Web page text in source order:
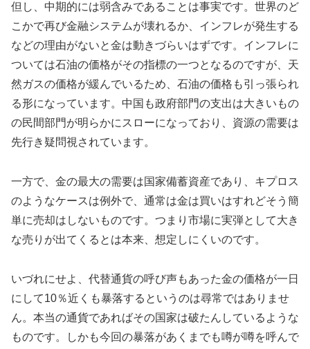
但し、中期的には弱含みであることは事実です。世界のど
こかで再び金融システムが壊れるか、インフレが発生する
などの理由がないと金は動きづらいはずです。インフレに
ついては石油の価格がその指標の一つとなるのですが、天
然ガスの価格が緩んでいるため、石油の価格も引っ張られ
る形になっています。中国も政府部門の支出は大きいもの
の民間部門が明らかにスローになっており、資源の需要は
先行き疑問視されています。
一方で、金の最大の需要は国家備蓄資産であり、キプロス
のようなケースは例外で、通常は金は買いはすれどそう簡
単に売却はしないものです。つまり市場に実弾として大き
な売りが出てくるとは本来、想定しにくいのです。
いづれにせよ、代替通貨の呼び声もあった金の価格が一日
にして10％近くも暴落するというのは尋常ではありませ
ん。本当の通貨であればその国家は破たんしているような
ものです。しかも今回の暴落があくまでも噂が噂を呼んで